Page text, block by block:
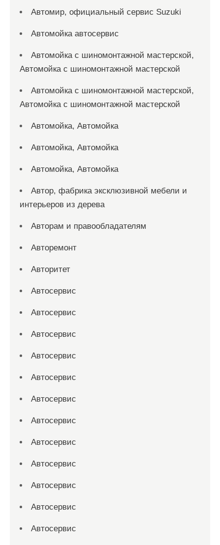
Автомир, официальный сервис Suzuki
Автомойка автосервис
Автомойка с шиномонтажной мастерской,
Автомойка с шиномонтажной мастерской
Автомойка с шиномонтажной мастерской,
Автомойка с шиномонтажной мастерской
Автомойка, Автомойка
Автомойка, Автомойка
Автомойка, Автомойка
Автор, фабрика эксклюзивной мебели и
интерьеров из дерева
Авторам и правообладателям
Авторемонт
Авторитет
Автосервис
Автосервис
Автосервис
Автосервис
Автосервис
Автосервис
Автосервис
Автосервис
Автосервис
Автосервис
Автосервис
Автосервис